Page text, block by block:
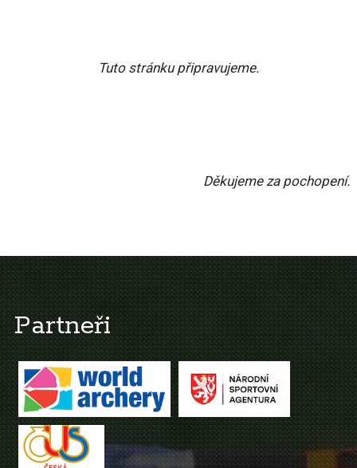
Tuto stránku připravujeme.
Děkujeme za pochopení.
Partneři